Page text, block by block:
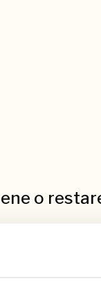
o
in una